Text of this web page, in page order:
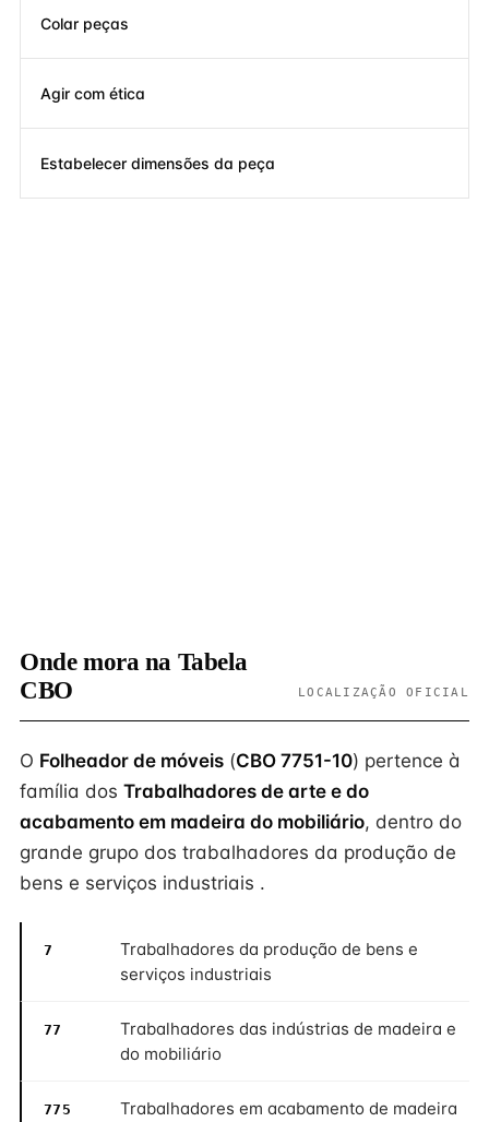
Colar peças
Agir com ética
Estabelecer dimensões da peça
Onde mora na Tabela
CBO
LOCALIZAÇÃO OFICIAL
O Folheador de móveis (CBO 7751-10) pertence à
família dos Trabalhadores de arte e do
acabamento em madeira do mobiliário, dentro do
grande grupo dos trabalhadores da produção de
bens e serviços industriais .
7
Trabalhadores da produção de bens e
serviços industriais
77
Trabalhadores das indústrias de madeira e
do mobiliário
775
Trabalhadores em acabamento de madeira